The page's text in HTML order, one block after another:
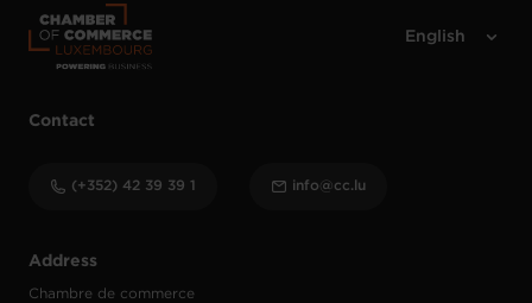
Address
Chambre de commerce
Contact
(+352) 42 39 39 1 info@cc.lu